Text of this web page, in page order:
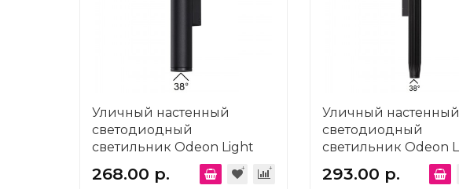
Уличный настенный
светодиодный
светильник Odeon Light
Nature Tubus 7105/6WL
268.00 р.
Уличный настенный
светодиодный
светильник Odeon
Nature Jug 7141/12WL
293.00 р.